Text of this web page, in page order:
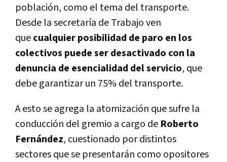
población, como el tema del transporte.
Desde la secretaría de Trabajo ven
quecualquier posibilidad de paro en los
colectivos puede ser desactivado con la
denuncia de esencialidad del servicio, que
debe garantizar un 75% del transporte.
A esto se agrega la atomización que sufre la
conducción del gremio a cargo de Roberto
Fernández, cuestionado por distintos
sectores que se presentarán como opositores